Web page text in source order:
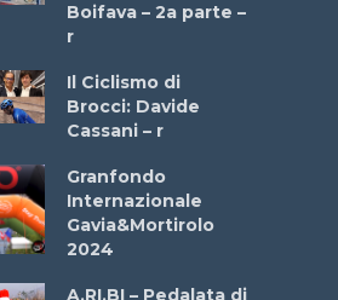
Boifava – 2a parte –
r
Il Ciclismo di
Brocci: Davide
Cassani – r
Granfondo
Internazionale
Gavia&Mortirolo
2024
A.RI.BI – Pedalata di